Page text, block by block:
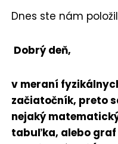
Dnes ste nám
Dobrý deň,
v meraní
začiatočník, preto
nejaký
tabuľka, alebo graf